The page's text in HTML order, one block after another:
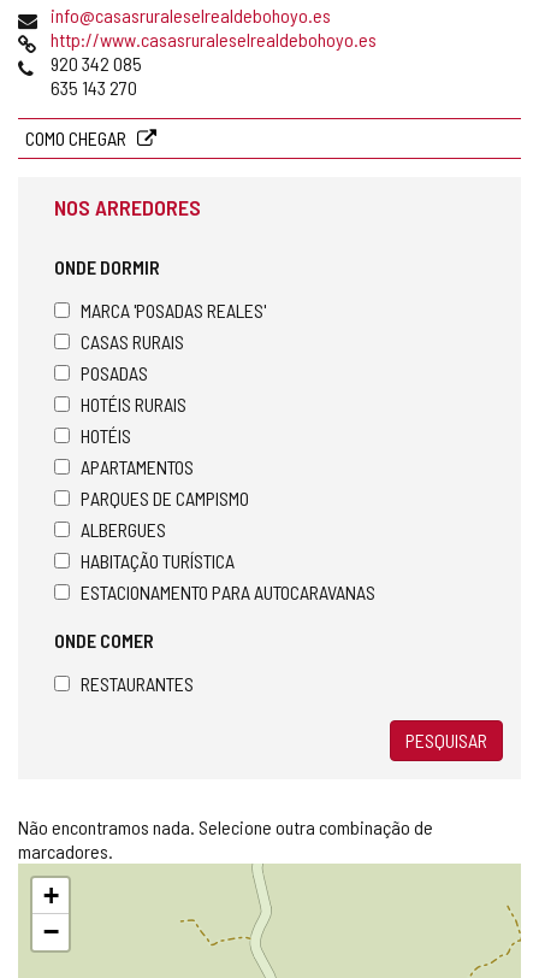
Endereço
de
email
info@casasruraleselrealdebohoyo.es
Pagina
web
http://www.casasruraleselrealdebohoyo.es
Telefones
920 342 085
635 143 270
COMO CHEGAR
NOS ARREDORES
ONDE DORMIR
MARCA 'POSADAS REALES'
CASAS RURAIS
POSADAS
HOTÉIS RURAIS
HOTÉIS
APARTAMENTOS
PARQUES DE CAMPISMO
ALBERGUES
HABITAÇÃO TURÍSTICA
ESTACIONAMENTO PARA AUTOCARAVANAS
ONDE COMER
RESTAURANTES
PESQUISAR
Não encontramos nada. Selecione outra combinação de
marcadores.
Pular
mapa
+
−